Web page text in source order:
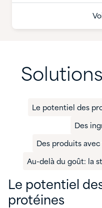
Le potentiel des
Des
Des produits
Au-delà du goût: la
Le potentiel
protéines